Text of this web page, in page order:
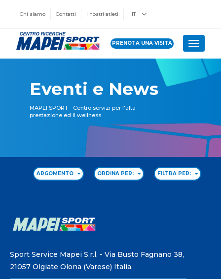
Chi siamo Contatti I nostri atleti IT
PRENOTA UNA VISITA Toggle
Eventi e News
MAPEI SPORT - Centro servizi per l'alta
prestazione ed il wellness.
ARGOMENTO ORDINA PER: FILTRA PER:
Sport Service Mapei S.r.l. - Via Busto Fagnano 38,
21057 Olgiate Olona (Varese) Italia.